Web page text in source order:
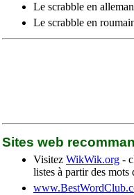
Le scrabble en
Le scrabble en
Sites web
Visitez WikWik.org -
listes à partir des